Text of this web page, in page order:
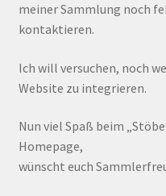
meiner Sammlung noch
kontaktieren.
Ich will versuchen, noch
Website zu integrieren.
Nun viel Spaß beim
Homepage,
wünscht euch